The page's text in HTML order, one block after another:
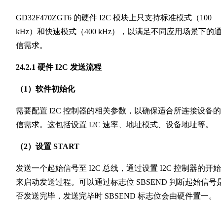
GD32F470ZGT6 的硬件 I2C 模块上只支持标准模式（100
kHz）和快速模式（400 kHz），以满足不同应用场景下的
信需求。
24.2.1 硬件 I2C 发送流程
（1）软件初始化
需要配置 I2C 控制器的相关参数，以确保适合所连接设备
信需求。这包括设置 I2C 速率、地址模式、设备地址等。
（2）设置 START
发送一个起始信号至 I2C 总线，通过设置 I2C 控制器的开
来启动发送过程。可以通过标志位 SBSEND 判断起始信号
否发送完毕，发送完毕时 SBSEND 标志位会由硬件置一。